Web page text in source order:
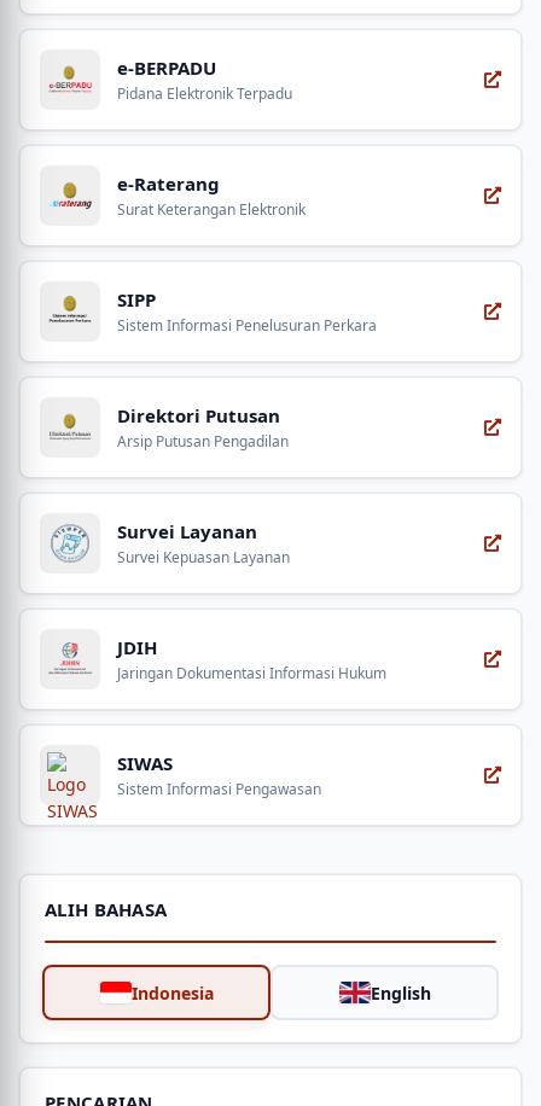
e-BERPADU
Pidana Elektronik Terpadu
e-Raterang
Surat Keterangan Elektronik
SIPP
Sistem Informasi Penelusuran Perkara
Direktori Putusan
Arsip Putusan Pengadilan
Survei Layanan
Survei Kepuasan Layanan
JDIH
Jaringan Dokumentasi Informasi Hukum
SIWAS
Sistem Informasi Pengawasan
ALIH BAHASA
Indonesia English